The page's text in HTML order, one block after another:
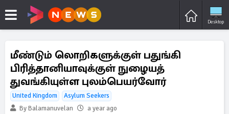
Desktop
மீண்டும் லொறிகளுக்குள் பதுங்கி
பிரித்தானியாவுக்குள் நுழையத்
துவங்கியுள்ள புலம்பெயர்வோர்
United Kingdom
Asylum Seekers
By Balamanuvelan
a year ago